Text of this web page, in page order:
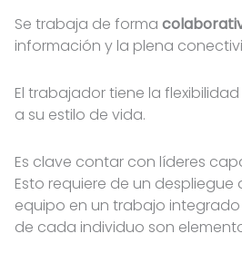
Se trabaja de forma
información y la plena
El trabajador tiene la
a su estilo de vida.
Es clave contar con líderes
Esto requiere de un
equipo en un trabajo
de cada individuo son